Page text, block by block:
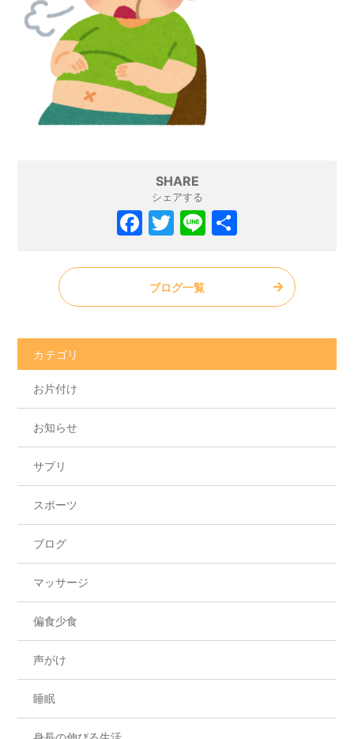
SHARE
シェアする
ブログ一覧
カテゴリ
お片付け
お知らせ
サプリ
スポーツ
ブログ
マッサージ
偏食少食
声がけ
睡眠